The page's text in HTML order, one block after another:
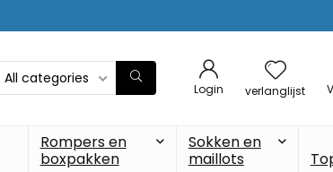
All categories
Login verlanglijst
Rompers en
boxpakken
Sokken en
maillots